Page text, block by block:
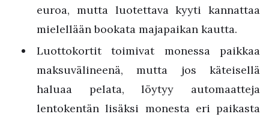
euroa, mutta luotettava kyyti kannattaa
mielellään bookata majapaikan kautta.
Luottokortit toimivat monessa paikkaa
maksuvälineenä, mutta jos käteisellä
haluaa pelata, löytyy automaatteja
lentokentän lisäksi monesta eri paikasta